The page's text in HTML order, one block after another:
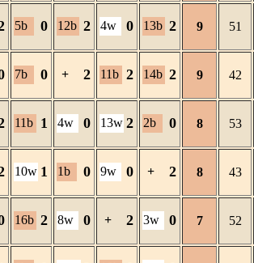
5b 0 12b 2 4w 0 13b 2 9 51
7b 0 + 2 11b 2 14b 2 9 42
11b 1 4w 0 13w 2 2b 0 8 53
10w 1 1b 0 9w 0 + 2 8 43
16b 2 8w 0 + 2 3w 0 7 52